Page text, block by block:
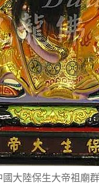
國大陸保生大帝祖廟群